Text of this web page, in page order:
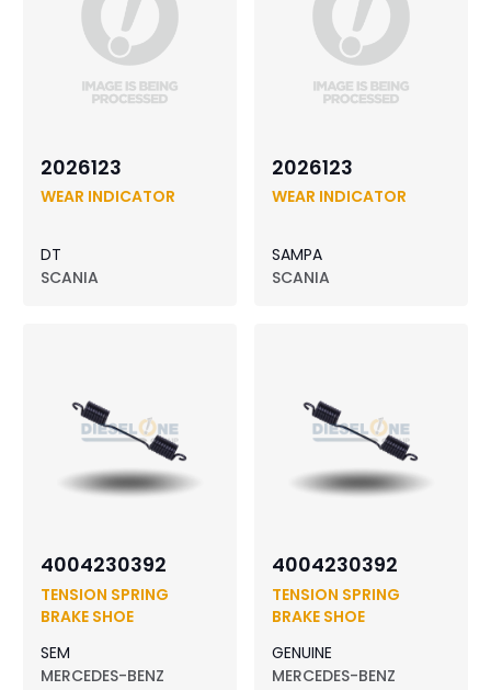
2026123
WEAR INDICATOR
DT
SCANIA
2026123
WEAR INDICATOR
SAMPA
SCANIA
4004230392
TENSION SPRING
BRAKE SHOE
SEM
MERCEDES-BENZ
4004230392
TENSION SPRING
BRAKE SHOE
GENUINE
MERCEDES-BENZ